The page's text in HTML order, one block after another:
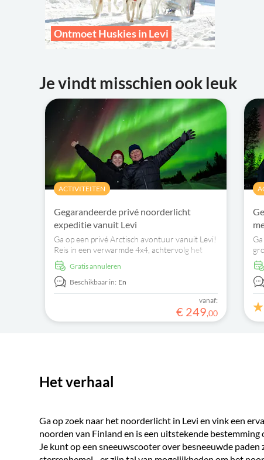
Ontmoet Huskies in Levi
Je vindt misschien ook leuk
ACTIVITEITEN
Gegarandeerde privé noorderlicht
expeditie vanuit Levi
Ga op een privé Arctisch avontuur vanuit Levi!
Reis in een verwarmde 4x4, achtervolg het
noorderlicht en geniet vanaf snacks terwijl je
onvergetelijke herinneringen onder de
sterrenhemel vastlegt.
Gratis annuleren
Beschikbaar in: En
vanaf:
€ 249,00
Het verhaal
Ga op zoek naar het noorderlicht in Levi en vink een
noorden van Finland en is een uitstekende
Je kunt op een sneeuwscooter over besneeuwde